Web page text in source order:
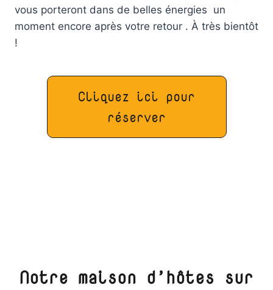
vous porteront dans de belles énergies un
moment encore après votre retour . À très bientôt
!
Cliquez ici pour
réserver
Notre maison d’hôtes sur